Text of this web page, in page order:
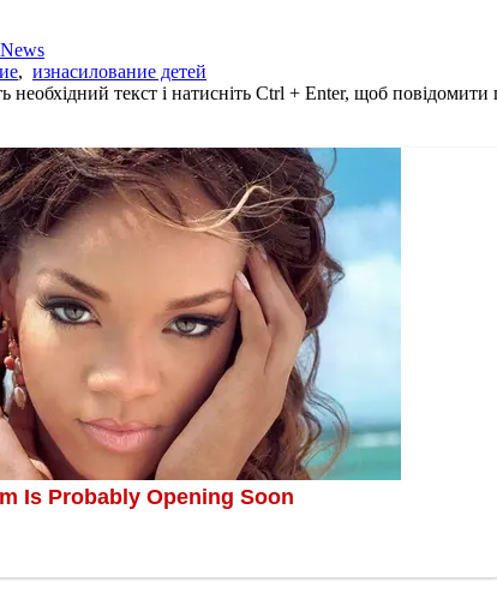
, изнасилование детей
необхідний текст і натисніть Ctrl + Enter, щоб повідомити